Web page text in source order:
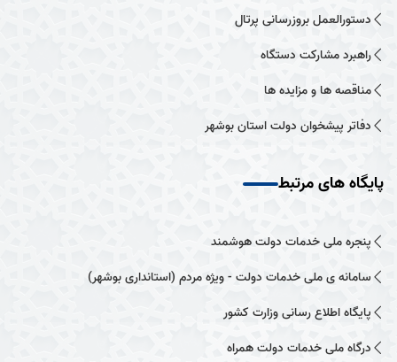
دستورالعمل بروزرسانی پرتال
راهبرد مشارکت دستگاه
مناقصه ها و مزایده ها
دفاتر پیشخوان دولت استان بوشهر
پایگاه های مرتبط
پنجره ملی خدمات دولت هوشمند
سامانه ی ملی خدمات دولت - ویژه مردم (استانداری بوشهر)
پایگاه اطلاع رسانی وزارت کشور
درگاه ملی خدمات دولت همراه